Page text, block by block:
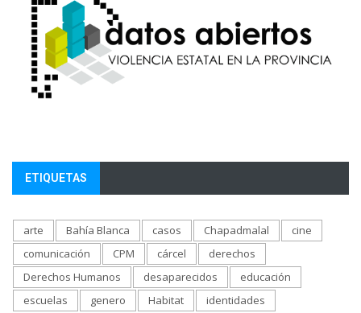
ETIQUETAS
arte Bahía Blanca casos Chapadmalal
cine
comunicación
CPM cárcel
derechos
Derechos Humanos
desaparecidos
educación
escuelas
genero Habitat
identidades